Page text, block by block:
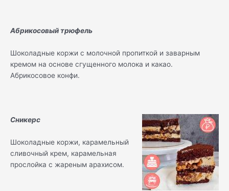
Абрикосовый трюфель
Шоколадные коржи с молочной пропиткой и заварным
кремом на основе сгущенного молока и какао.
Абрикосовое конфи.
Сникерс
Шоколадные коржи, карамельный
сливочный крем, карамельная
прослойка с жареным арахисом.